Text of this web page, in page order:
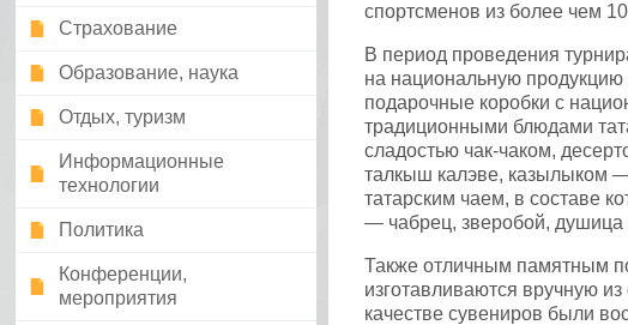
Страхование
Образование, наука
Отдых, туризм
Информационные
технологии
Политика
Конференции,
мероприятия
спортсменов из более чем
В период проведения
на национальную
подарочные коробки с
традиционными блюдами
сладостью чак-чаком,
талкыш калэве, казылыком
татарским чаем, в составе
— чабрец, зверобой, душица
Также отличным памятным
изготавливаются вручную
качестве сувениров были